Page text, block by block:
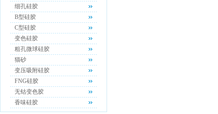
细孔硅胶
B型硅胶
C型硅胶
变色硅胶
粗孔微球硅胶
猫砂
变压吸附硅胶
FNG硅胶
无钴变色胶
香味硅胶